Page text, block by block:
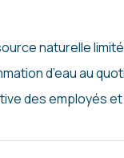
naturelle
d’eau au
des employés